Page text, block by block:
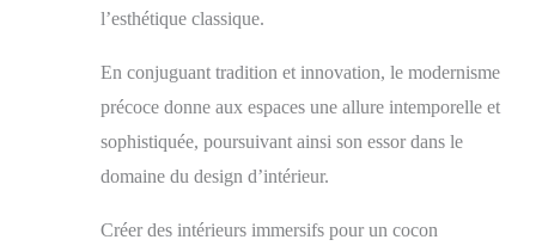
l’esthétique classique.
En conjuguant tradition et innovation, le modernisme
précoce donne aux espaces une allure intemporelle et
sophistiquée, poursuivant ainsi son essor dans le
domaine du design d’intérieur.
Créer des intérieurs immersifs pour un cocon